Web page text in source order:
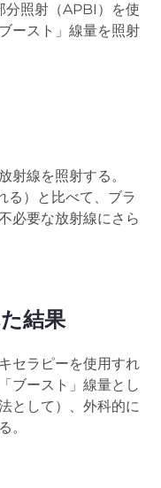
分照射（APBI）を使
ースト」線量を照射
射線を照射する。
る）と比べて、ブラ
必要な放射線にさら
結果
セラピーを使用すれ
ブースト」線量とし
として）、外科的に
。